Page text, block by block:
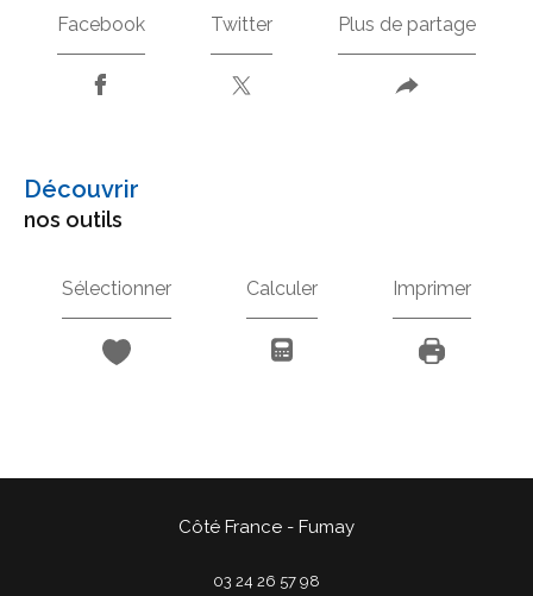
Facebook Twitter Plus de partage
découvrir
nos outils
Sélectionner Calculer Imprimer
Côté France - Fumay
03 24 26 57 98